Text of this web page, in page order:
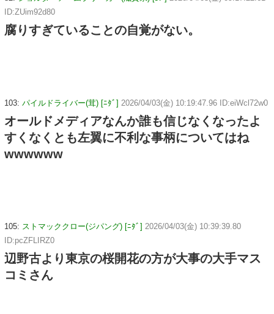
ID:ZUim92d80
腐りすぎていることの自覚がない。
103: パイルドライバー(茸) [ﾆﾀﾞ] 2026/04/03(金) 10:19:47.96 ID:eiWcl72w0
オールドメディアなんか誰も信じなくなったよ
すくなくとも左翼に不利な事柄についてはね
wwwwww
105: ストマッククロー(ジパング) [ﾆﾀﾞ] 2026/04/03(金) 10:39:39.80
ID:pcZFLIRZ0
辺野古より東京の桜開花の方が大事の大手マス
コミさん